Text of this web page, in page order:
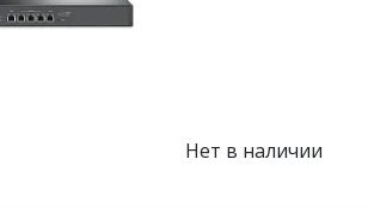
Нет в наличии